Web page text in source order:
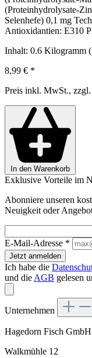
(Proteinhydrolysate-
Selenhefe) 0,1 mg
Antioxidantien: E310
Inhalt: 0.6 Kilogramm
8,99 € *
Preis inkl. MwSt., zzgl.
In den Warenkorb
Exklusive Vorteile im
Abonniere unseren
Neuigkeit oder
E-Mail-Adresse *
Jetzt anmelden
Ich habe die
und die AGB gelesen
Unternehmen
Hagedorn Fisch GmbH
Walkmühle 12